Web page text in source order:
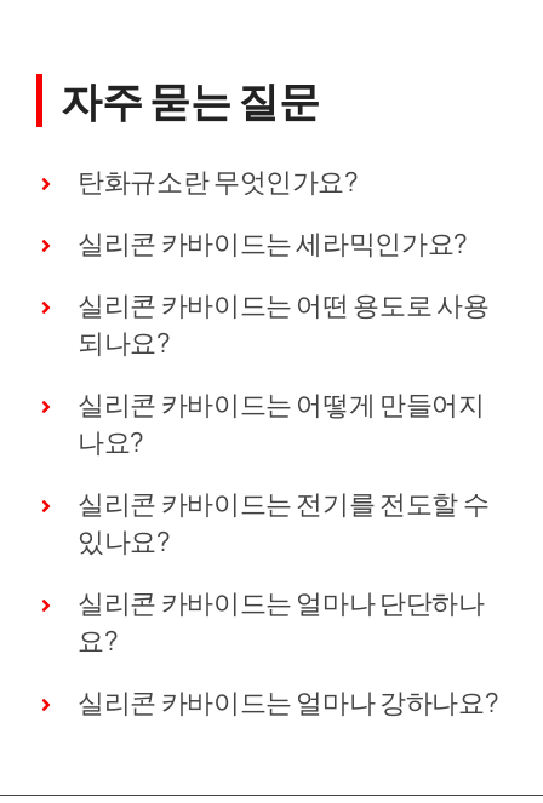
자주 묻는 질문
탄화규소란 무엇인가요?
실리콘 카바이드는 세라믹인가요?
실리콘 카바이드는 어떤 용도로 사용
되나요?
실리콘 카바이드는 어떻게 만들어지
나요?
실리콘 카바이드는 전기를 전도할 수
있나요?
실리콘 카바이드는 얼마나 단단하나
요?
실리콘 카바이드는 얼마나 강하나요?